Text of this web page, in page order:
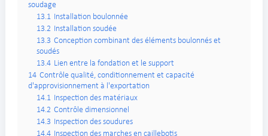
soudage
13.1 Installation boulonnée
13.2 Installation soudée
13.3 Conception combinant des éléments boulonnés et
soudés
13.4 Lien entre la fondation et le support
14 Contrôle qualité, conditionnement et capacité
d'approvisionnement à l'exportation
14.1 Inspection des matériaux
14.2 Contrôle dimensionnel
14.3 Inspection des soudures
14.4 Inspection des marches en caillebotis